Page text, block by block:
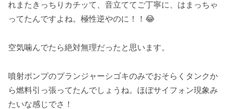
れまたきっちりカチッて、音立ててご丁寧に、はまっちゃ
ってたんですよね。極性逆やのに！！😂
空気噛んでたら絶対無理だったと思います。
噴射ポンプのプランジャーシゴキのみでおそらくタンクか
ら燃料引っ張ってたんでしょうね。ほぼサイフォン現象み
たいな感じでさ！